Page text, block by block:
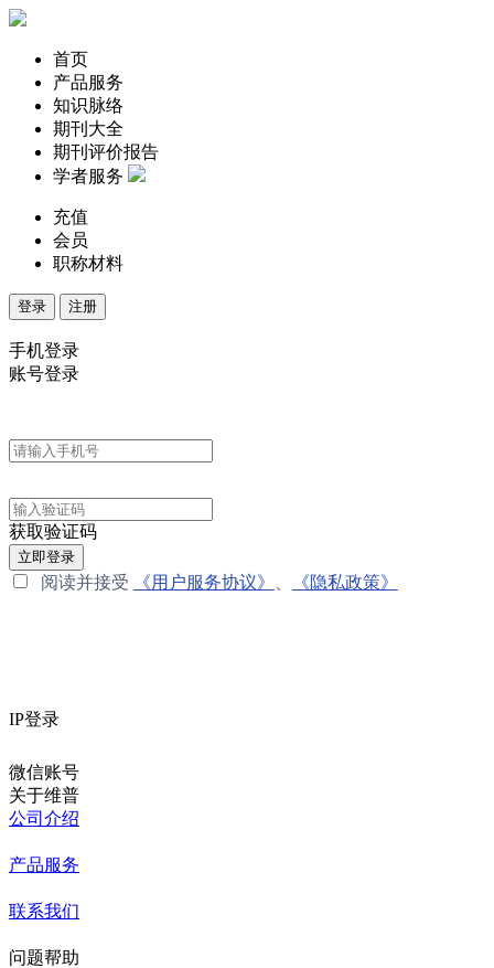
首页
产品服务
知识脉络
期刊大全
期刊评价报告
学者服务
充值
会员
职称材料
登录 注册
手机登录
账号登录
获取验证码
立即登录
阅读并接受 《用户服务协议》 《隐私政策》
IP登录
微信账号
关于维普
公司介绍
产品服务
联系我们
问题帮助